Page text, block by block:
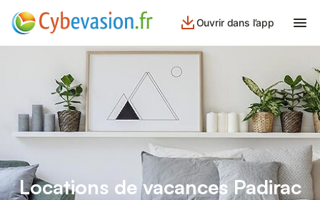
Ouvrir dans l’app
Locations de vacances Padirac